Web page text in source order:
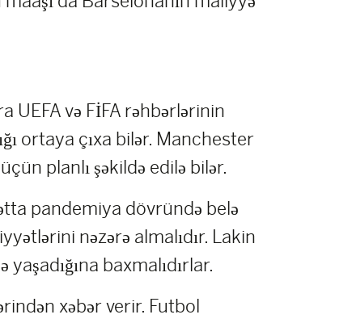
UEFA və FİFA rəhbərlərinin
ortaya çıxa bilər. Manchester
planlı şəkildə edilə bilər.
pandemiya dövründə belə
nəzərə almalıdır. Lakin
baxmalıdırlar.
xəbər verir. Futbol